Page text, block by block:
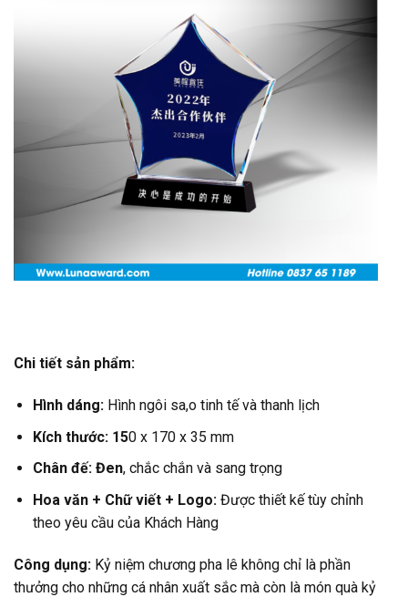
Chi tiết sản phẩm:
Hình dáng:Hình ngôi sa,o tinh tế và thanh lịch
Kích thước: 150 x 170 x 35 mm
Chân đế: Đen, chắc chắn và sang trọng
Hoa văn + Chữ viết + Logo:Được thiết kế tùy chỉnh
theo yêu cầu của Khách Hàng
Công dụng: Kỷ niệm chương pha lê không chỉ là phần
thưởng cho những cá nhân xuất sắc mà còn là món quà kỷ